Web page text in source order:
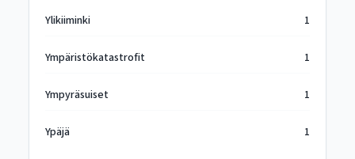
Ylikiiminki 1
Ympäristökatastrofit 1
Ympyräsuiset 1
Ypäjä 1